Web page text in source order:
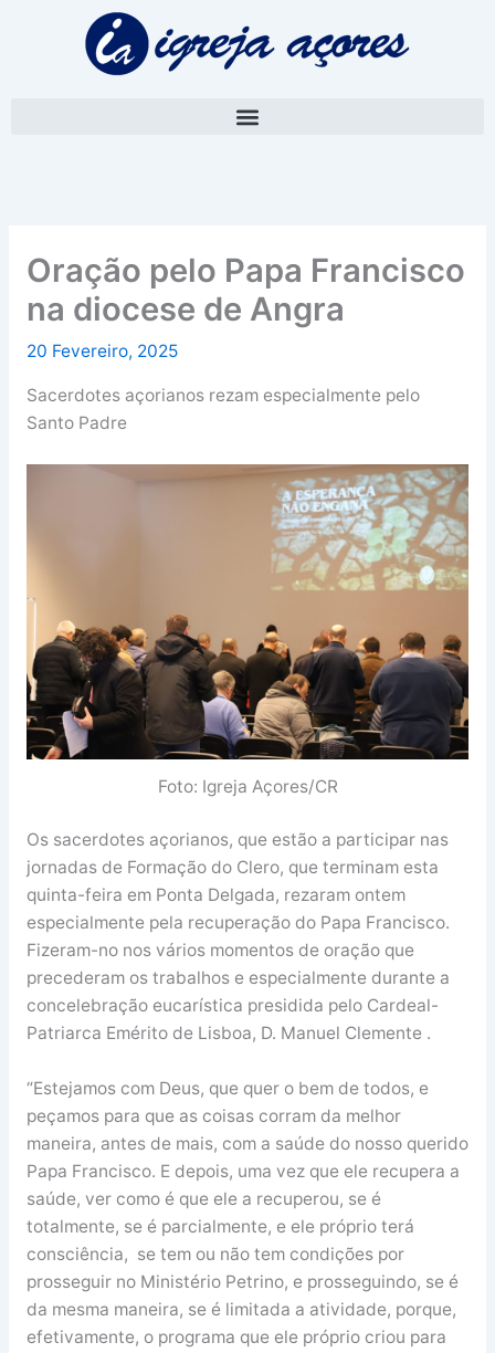
Oração pelo Papa Francisco
na diocese de Angra
20 Fevereiro, 2025
Sacerdotes açorianos rezam especialmente pelo
Santo Padre
Foto: Igreja Açores/CR
Os sacerdotes açorianos, que estão a participar nas
jornadas de Formação do Clero, que terminam esta
quinta-feira em Ponta Delgada, rezaram ontem
especialmente pela recuperação do Papa Francisco.
Fizeram-no nos vários momentos de oração que
precederam os trabalhos e especialmente durante a
concelebração eucarística presidida pelo Cardeal-
Patriarca Emérito de Lisboa, D. Manuel Clemente .
“Estejamos com Deus, que quer o bem de todos, e
peçamos para que as coisas corram da melhor
maneira, antes de mais, com a saúde do nosso querido
Papa Francisco. E depois, uma vez que ele recupera a
saúde, ver como é que ele a recuperou, se é
totalmente, se é parcialmente, e ele próprio terá
consciência, se tem ou não tem condições por
prosseguir no Ministério Petrino, e prosseguindo, se é
da mesma maneira, se é limitada a atividade, porque,
efetivamente, o programa que ele próprio criou para